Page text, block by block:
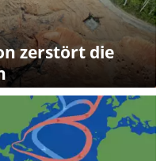
zerstört die